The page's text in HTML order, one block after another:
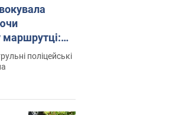
маршрутці:
поліцейські